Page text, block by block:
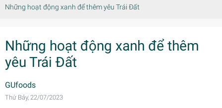
Những hoạt động xanh để thêm yêu Trái Đất
Những hoạt động xanh để thêm
yêu Trái Đất
GUfoods
Thứ Bảy, 22/07/2023